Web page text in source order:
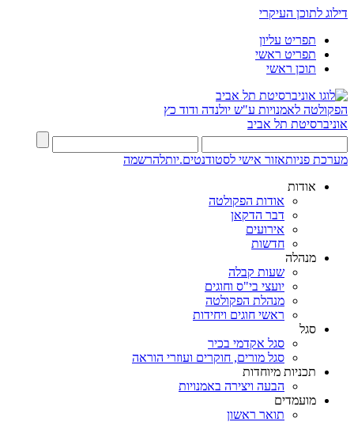
דילוג לתוכן העיקרי
תפריט עליון
תפריט ראשי
תוכן ראשי
הפקולטה לאמנויות ע"ש יולנדה ודוד כץ
אוניברסיטת תל אביב
מערכת פניותאזור אישי לסטודנטים.יותלהרשמה
אודות
אודות הפקולטה
דבר הדקאן
אירועים
חדשות
מנהלה
שעות קבלה
יועצי בי"ס וחוגים
מנהלת הפקולטה
ראשי חוגים ויחידות
סגל
סגל אקדמי בכיר
סגל מורים, חוקרים ועוזרי הוראה
תכניות מיוחדות
הבעה ויצירה באמנויות
מועמדים
תואר ראשון